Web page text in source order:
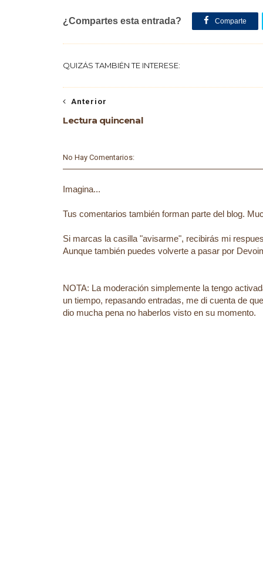
¿Compartes esta entrada? Comparte
QUIZÁS TAMBIÉN TE INTERESE:
Anterior
Lectura quincenal
No Hay Comentarios:
Imagina...
Tus comentarios también forman parte del blog.
Si marcas la casilla "avisarme", recibirás mi
Aunque también puedes volverte a pasar por
NOTA: La moderación simplemente la tengo
un tiempo, repasando entradas, me di cuenta de
dio mucha pena no haberlos visto en su momento.